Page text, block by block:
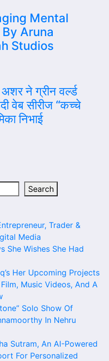
Mental
Aruna
Studios
ने ग्रीन वर्ल्ड
वेब सीरीज “कच्चे
निभाई
Search
Trader &
Media
She Wishes She Had
Her Upcoming Projects
Music Videos, And A
Solo Show Of
In Nehru
Sutram, An AI-Powered
For Personalized